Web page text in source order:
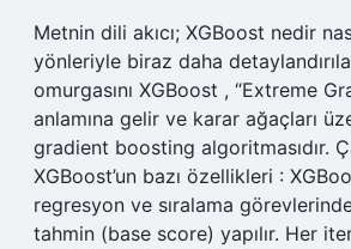
Metnin dili akıcı; XGBoost nedir
yönleriyle biraz daha
omurgasını XGBoost , “Extreme
anlamına gelir ve karar ağaçları
gradient boosting algoritmasıdır.
XGBoost’un bazı özellikleri :
regresyon ve sıralama
tahmin (base score) yapılır. Her